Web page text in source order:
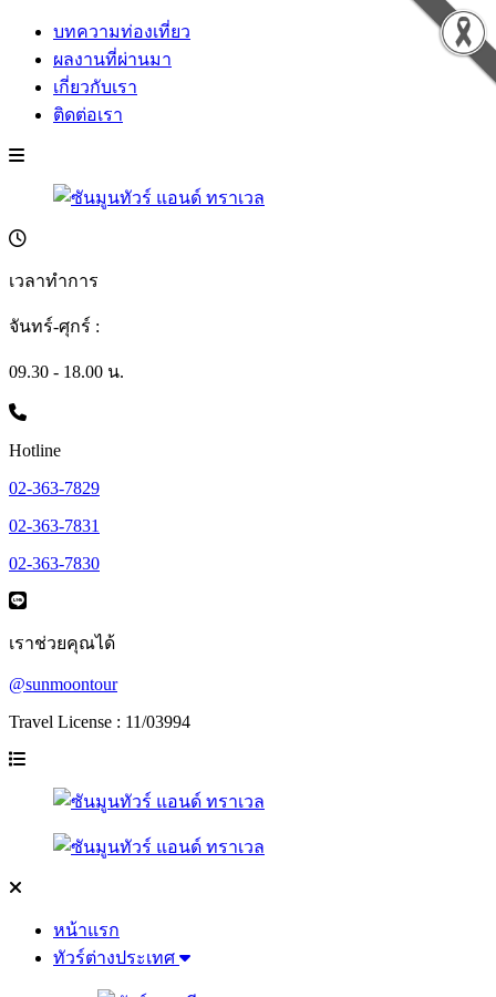
บทความท่องเที่ยว
ผลงานที่ผ่านมา
เกี่ยวกับเรา
ติดต่อเรา
เวลาทำการ
จันทร์-ศุกร์ :
09.30 - 18.00 น.
Hotline
02-363-7829
02-363-7831
02-363-7830
เราช่วยคุณได้
@sunmoontour
Travel License : 11/03994
หน้าแรก
ทัวร์ต่างประเทศ